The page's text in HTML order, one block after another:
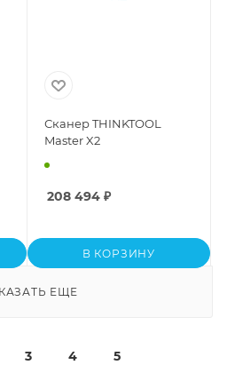
Сканер THINKTOOL
Master X2
208 494 ₽
В КОРЗИНУ
ЕЩЕ
3 4 5